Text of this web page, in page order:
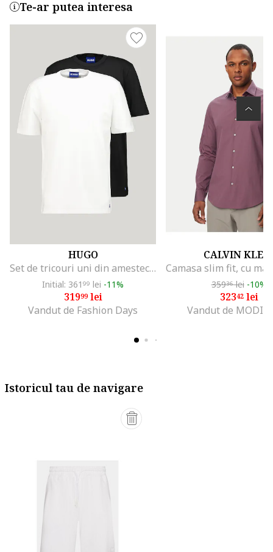
Te-ar putea interesa
HUGO
Set de tricouri uni din amestec de bumbac - 2 piese, Negru/Alb optic
Initial: 361 99 lei -11%
31999lei
Vandut de Fashion Days
CALVIN
35936lei -10%
32342lei
Vandut de
Istoricul tau de navigare